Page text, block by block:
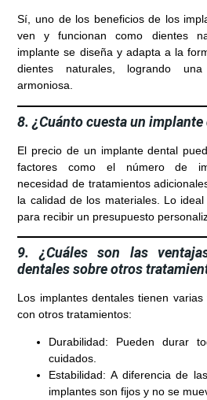
Sí, uno de los beneficios de los
ven y funcionan como dientes
implante se diseña y adapta a la
dientes naturales, logrando
armoniosa.
8. ¿Cuánto cuesta un
El precio de un implante dental
factores como el número de
necesidad de tratamientos
la calidad de los materiales. Lo
para recibir un presupuesto
9. ¿Cuáles son las
dentales sobre otros
Los implantes dentales tienen
con otros tratamientos:
Durabilidad: Pueden durar
cuidados.
Estabilidad: A diferencia de
implantes son fijos y no se